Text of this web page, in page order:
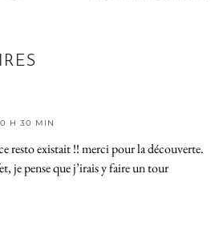
H 30 MIN
resto existait !! merci pour la découverte.
je pense que j’irais y faire un tour